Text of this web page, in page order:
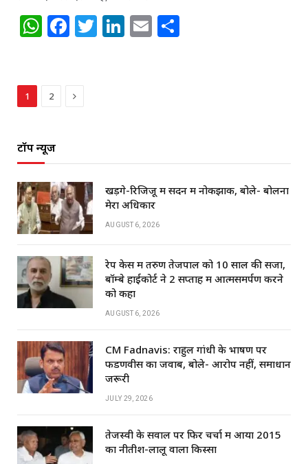
W
s
p
F
e
o
k
T Li E
1 2 Next
टॉप न्यूज
खड़गे-रिजिजू में सदन में नोकझोंक, बोले- बोलना
मेरा अधिकार
AUGUST 6, 2026
रेप केस में तरुण तेजपाल को 10 साल की सजा,
बॉम्बे हाईकोर्ट ने 2 सप्ताह में आत्मसमर्पण करने
को कहा
AUGUST 6, 2026
CM Fadnavis: राहुल गांधी के भाषण पर
फडणवीस का जवाब, बोले- आरोप नहीं, समाधान
जरूरी
JULY 29, 2026
तेजस्वी के सवाल पर फिर चर्चा में आया 2015
का नीतीश-लालू वाला किस्सा